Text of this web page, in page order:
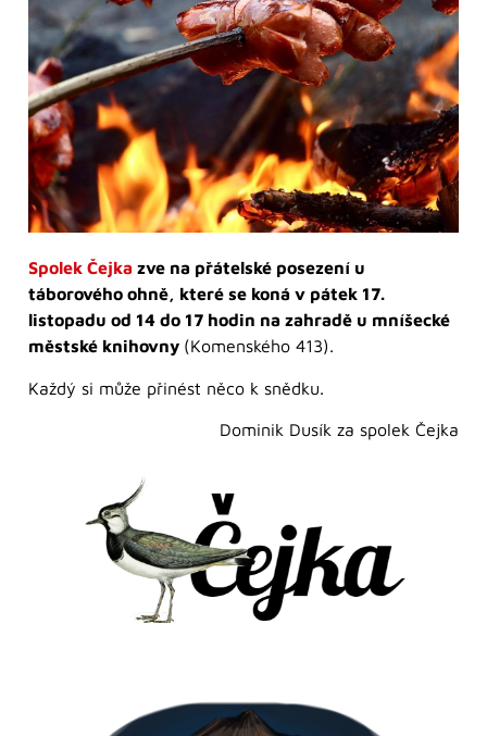
Spolek Čejka zve na přátelské posezení u
táborového ohně, které se koná v pátek 17.
listopadu od 14 do 17 hodin na zahradě u mníšecké
městské knihovny (Komenského 413).
Každý si může přinést něco k snědku.
Dominik Dusík za spolek Čejka